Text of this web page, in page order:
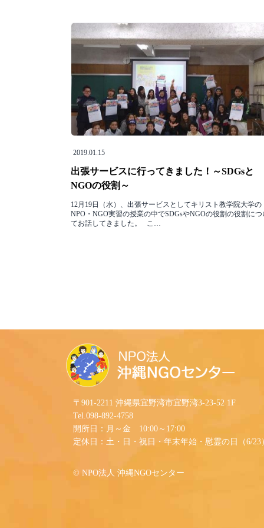
2019.01.15
出張サービスに行ってきました！～SDGsと
NGOの役割～
12月19日（水）、出張サービスとしてキリスト教学院大学の
NPO・NGO実習の授業の中でSDGsやNGOの役割の役割につ
てお話してきました。 こ…
〒901-2211 沖縄県宜野湾市宜野湾3-23-52 1F
Tel.098-892-4758
開所日：月～金 10:00～17:00
定休日：土・日・祝日・年末年始・慰霊の日（6/23
©︎ NPO法人 沖縄NGOセンター